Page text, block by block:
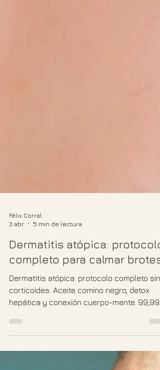
Félix Corral
3 abr
5 min de lectura
Dermatitis atópica: protocolo
completo para calmar brotes
Dermatitis atópica: protocolo completo sin